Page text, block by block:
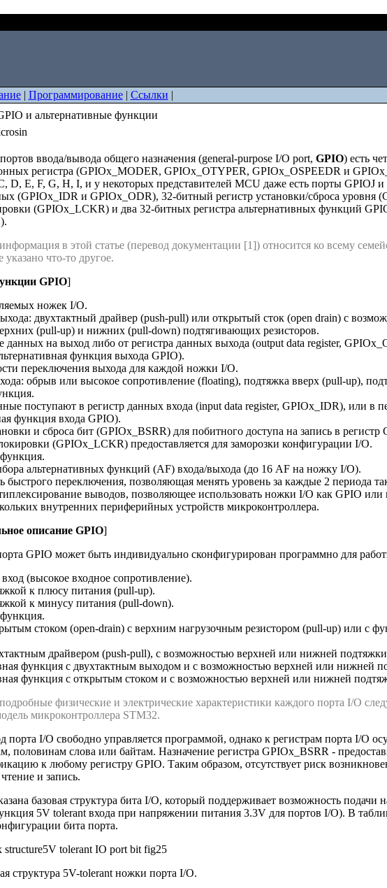
| Программирование| Ссылки |
и альтернативные функции
ввода/вывода общего назначения (general-purpose I/O port, GPIO) есть
регистра (GPIOx_MODER, GPIOx_OTYPER, GPIOx_OSPEEDR и
D, E, F, G, H, I, и у некоторых представителей MCU даже есть порты GPIOJ
(GPIOx_IDR и GPIOx_ODR), 32-битный регистр установки/сброса уровня
(GPIOx_LCKR) и два 32-битных регистра альтернативных функций
в этой статье (перевод документации [1]) относится ко всему
указано что-то другое.
GPIO]
ножек I/O.
двухтактный драйвер (push-pull) или открытый сток (open drain) с
(pull-up) и нижних (pull-down) подтягивающих резисторов.
данных на выход либо от регистра данных выхода (output data register,
функция выхода GPIO).
переключения выхода для каждой ножки I/O.
обрыв или высокое сопротивление (floating), подтяжка вверх (pull-up),
поступают в регистр данных входа (input data register, GPIOx_IDR), или в
функция входа GPIO).
и сброса бит (GPIOx_BSRR) для побитного доступа на запись в
(GPIOx_LCKR) предоставляется для заморозки конфигурации I/O.
альтернативных функций (AF) входа/выхода (до 16 AF на ножку I/O).
быстрого переключения, позволяющая менять уровень за каждые 2 периода
выводов, позволяющее использовать ножки I/O как GPIO
внутренних периферийных устройств микроконтроллера.
описание GPIO]
GPIO может быть индивидуально сконфигурирован программно для
(высокое входное сопротивление).
к плюсу питания (pull-up).
к минусу питания (pull-down).
стоком (open-drain) с верхним нагрузочным резистором (pull-up) или с
драйвером (push-pull), с возможностью верхней или нижней
функция с двухтактным выходом и с возможностью верхней или нижней
функция с открытым стоком и с возможностью верхней или нижней
физические и электрические характеристики каждого порта I/O
микроконтроллера STM32.
I/O свободно управляется программой, однако к регистрам порта I/O
половинам слова или байтам. Назначение регистра GPIOx_BSRR -
к любому регистру GPIO. Таким образом, отсутствует риск
и запись.
базовая структура бита I/O, который поддерживает возможность подачи
5V tolerant входа при напряжении питания 3.3V для портов I/O). В
бита порта.
структура 5V-tolerant ножки порта I/O.